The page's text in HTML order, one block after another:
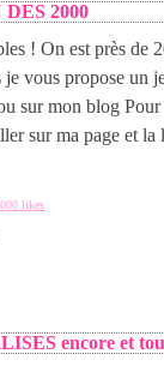
2000
! On est près de
vous propose
sur mon blog
sur ma page et la
likes
encore et